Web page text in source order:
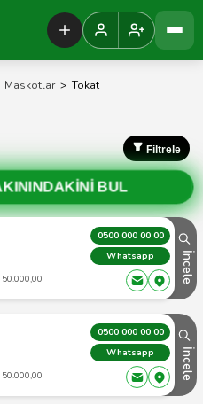
Maskotlar > Tokat
Filtrele
BUL
0500 000 00 00
Whatsapp
İncele
0500 000 00 00
Whatsapp
İncele